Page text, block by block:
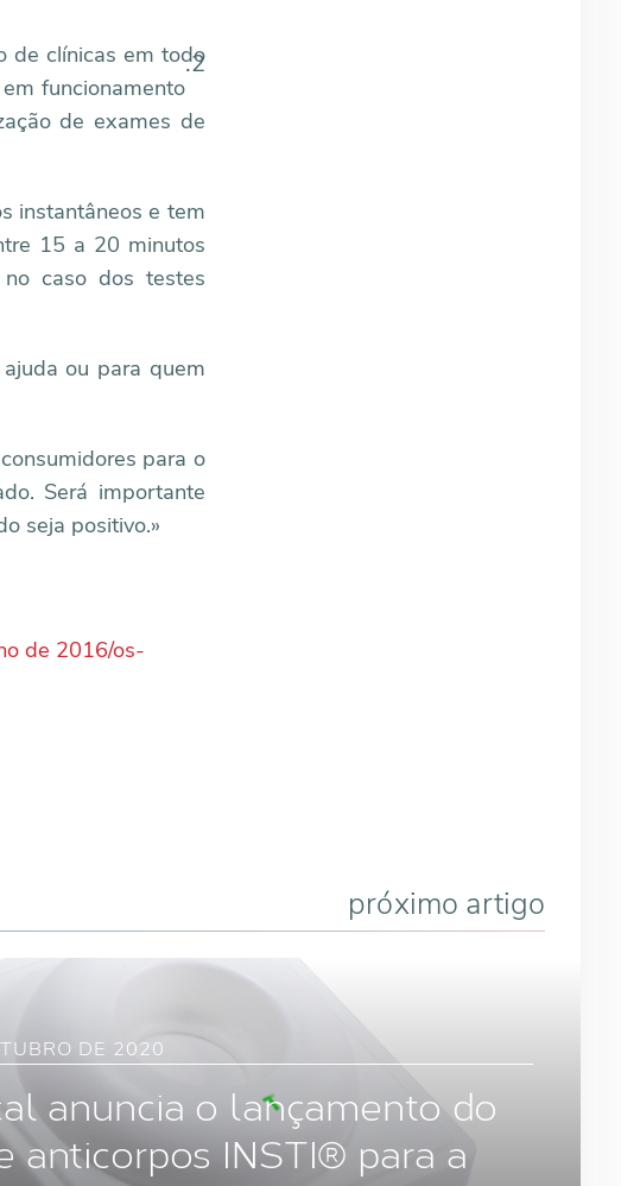
de clínicas em todo
funcionamento
.2
de exames de
instantâneos e tem
15 a 20 minutos
caso dos testes
ou para quem
para o
Será importante
seja positivo.»
de 2016/os-
próximo artigo
DE 2020
anuncia o lançamento do
anticorpos INSTI® para a